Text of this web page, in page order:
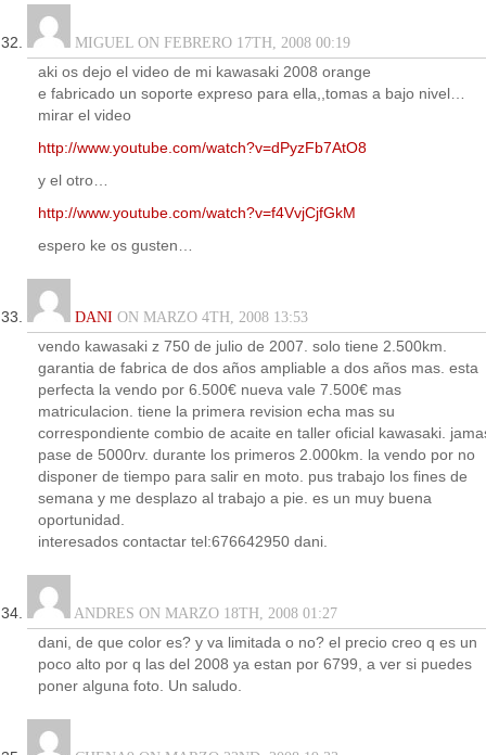
MIGUEL ON FEBRERO 17TH, 2008 00:19
aki os dejo el video de mi kawasaki 2008 orange
e fabricado un soporte expreso para ella,,tomas a bajo nivel…
mirar el video
http://www.youtube.com/watch?v=dPyzFb7AtO8
y el otro…
http://www.youtube.com/watch?v=f4VvjCjfGkM
espero ke os gusten…
DANI ON MARZO 4TH, 2008 13:53
vendo kawasaki z 750 de julio de 2007. solo tiene 2.500km.
garantia de fabrica de dos años ampliable a dos años mas. esta
perfecta la vendo por 6.500€ nueva vale 7.500€ mas
matriculacion. tiene la primera revision echa mas su
correspondiente combio de acaite en taller oficial kawasaki.
pase de 5000rv. durante los primeros 2.000km. la vendo por no
disponer de tiempo para salir en moto. pus trabajo los fines de
semana y me desplazo al trabajo a pie. es un muy buena
oportunidad.
interesados contactar tel:676642950 dani.
ANDRES ON MARZO 18TH, 2008 01:27
dani, de que color es? y va limitada o no? el precio creo q es un
poco alto por q las del 2008 ya estan por 6799, a ver si puedes
poner alguna foto. Un saludo.